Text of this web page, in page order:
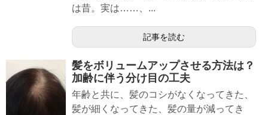
は昔。実は……、...
記事を読む
髪をボリュームアップさせる方法は？
加齢に伴う分け目の工夫
年齢と共に、髪のコシがなくなってきた、
髪が細くなってきた、髪の量が減ってき